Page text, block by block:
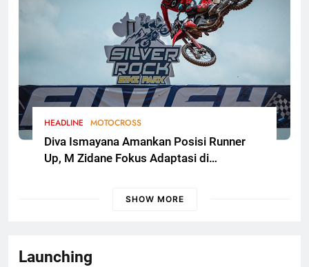
HEADLINE MOTOCROSS
Diva Ismayana Amankan Posisi Runner
Up, M Zidane Fokus Adaptasi di
SHOW MORE
Launching